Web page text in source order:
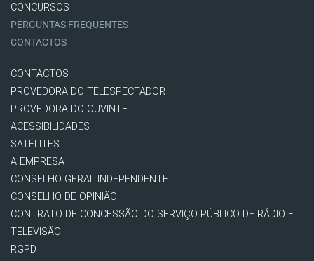
CONCURSOS
PERGUNTAS FREQUENTES
CONTACTOS
CONTACTOS
PROVEDORA DO TELESPECTADOR
PROVEDORA DO OUVINTE
ACESSIBILIDADES
SATÉLITES
A EMPRESA
CONSELHO GERAL INDEPENDENTE
CONSELHO DE OPINIÃO
CONTRATO DE CONCESSÃO DO SERVIÇO PÚBLICO DE RÁDIO E
TELEVISÃO
RGPD